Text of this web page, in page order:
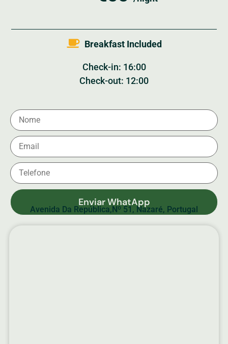
Breakfast Included
Check-in: 16:00
Check-out: 12:00
Enviar WhatApp
Avenida Da República,Nº 51, Nazaré, Portugal